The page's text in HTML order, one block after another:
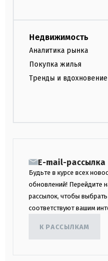
Недвижимость
Аналитика рынка
Покупка жилья
Тренды и вдохновение
E-mail-рассылка
Будьте в курсе всех
обновлений! Перейдите
рассылок, чтобы
соответствуют вашим
К РАССЫЛКАМ